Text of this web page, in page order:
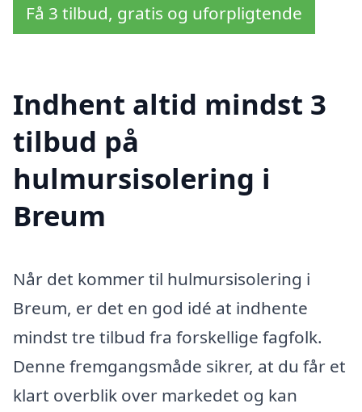
Få 3 tilbud, gratis og uforpligtende
Indhent altid mindst 3
tilbud på
hulmursisolering i
Breum
Når det kommer til hulmursisolering i
Breum, er det en god idé at indhente
mindst tre tilbud fra forskellige fagfolk.
Denne fremgangsmåde sikrer, at du får et
klart overblik over markedet og kan